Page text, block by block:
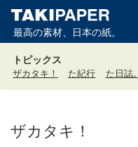
最高の素材、日本の紙。
トピックス
ザカタキ！ た紀行 た日誌。
ザカタキ！